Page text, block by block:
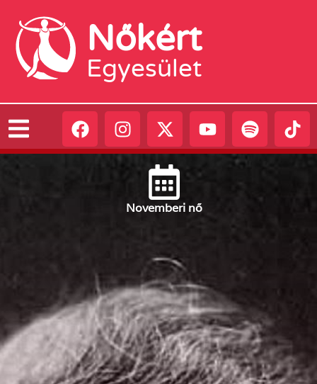
Nőkért
Egyesület
Novemberi nő